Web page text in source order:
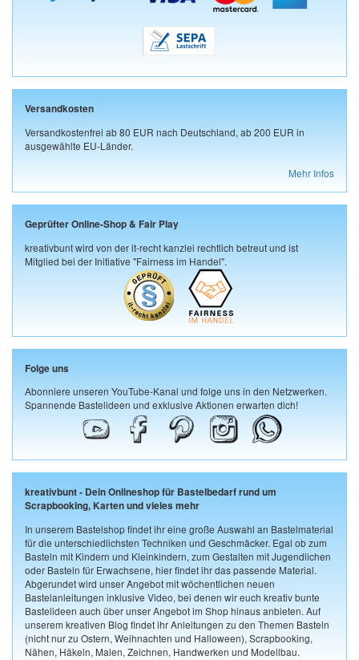
Versandkosten
Versandkostenfrei ab 80 EUR nach Deutschland, ab 200 EUR in
ausgewählte EU-Länder.
Mehr Infos
Geprüfter Online-Shop & Fair Play
kreativbunt wird von der it-recht kanzlei rechtlich betreut und ist
Mitglied bei der Initiative "Fairness im Handel".
Folge uns
Abonniere unseren YouTube-Kanal und folge uns in den Netzwerken.
Spannende Bastelideen und exklusive Aktionen erwarten dich!
kreativbunt - Dein Onlineshop für Bastelbedarf rund um
Scrapbooking, Karten und vieles mehr
In unserem Bastelshop findet ihr eine große Auswahl an Bastelmaterial
für die unterschiedlichsten Techniken und Geschmäcker. Egal ob zum
Basteln mit Kindern und Kleinkindern, zum Gestalten mit Jugendlichen
oder Basteln für Erwachsene, hier findet ihr das passende Material.
Abgerundet wird unser Angebot mit wöchentlichen neuen
Bastelanleitungen inklusive Video, bei denen wir euch kreativ bunte
Bastelideen auch über unser Angebot im Shop hinaus anbieten. Auf
unserem kreativen Blog findet ihr Anleitungen zu den Themen Basteln
(nicht nur zu Ostern, Weihnachten und Halloween), Scrapbooking,
Nähen, Häkeln, Malen, Zeichnen, Handwerken und Modellbau.